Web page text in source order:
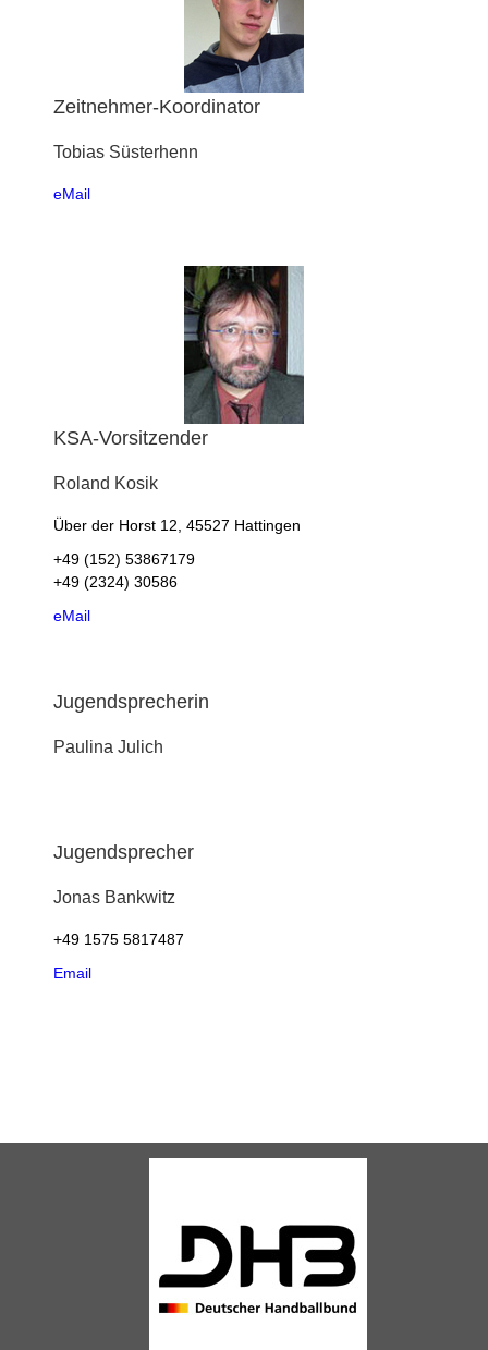
Zeitnehmer-Koordinator
Tobias Süsterhenn
eMail
KSA-Vorsitzender
Roland Kosik
Über der Horst 12, 45527 Hattingen
+49 (152) 53867179
+49 (2324) 30586
eMail
Jugendsprecherin
PaulinaJulich
Jugendsprecher
Jonas Bankwitz
+49 1575 5817487
Email